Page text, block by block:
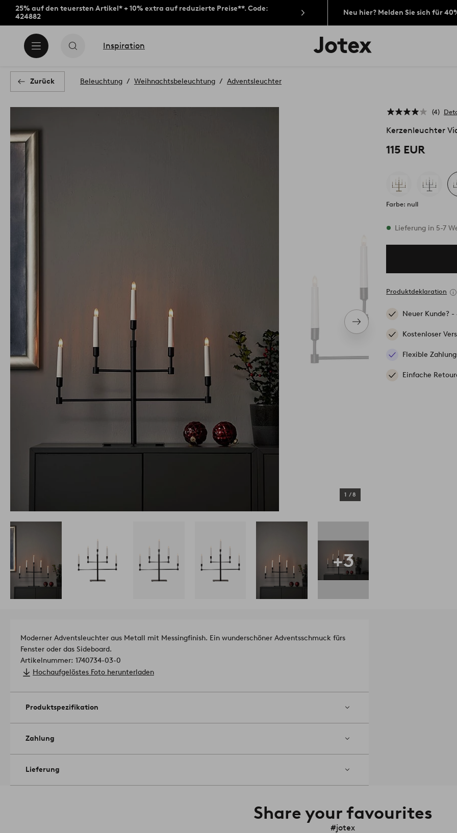
25% auf den teuersten Artikel* + 10% extra auf reduzierte Preise**. Code:
424882
Neu hier? Melden Sie sich für
Inspiration
Jotex-
Logo
Zurück Beleuchtung Weihnachtsbeleuchtung Adventsleuchter
Nächstes
Produkt
1 /8
4
Kerzenleuchter
115 EUR
Farbe: null
Vorrätig
Lieferung in 5-7
Produktdeklaration
Neuer Kunde? -
Kostenloser
Flexible
Einfache
+3
Moderner Adventsleuchter aus Metall mit Messingfinish. Ein wunderschöner Adventsschmuck fürs
Fenster oder das Sideboard.
Artikelnummer: 1740734-03-0
Hochaufgelöstes Foto herunterladen
Produktspezifikation
Zahlung
Lieferung
Share your favourites
#jotex